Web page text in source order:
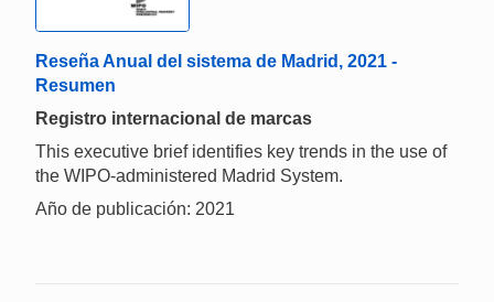
Reseña Anual del sistema de Madrid, 2021 -
Resumen
Registro internacional de marcas
This executive brief identifies key trends in the use of
the WIPO-administered Madrid System.
Año de publicación: 2021